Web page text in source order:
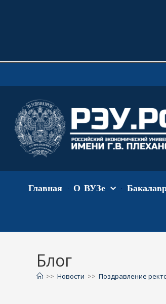
Главная О ВУЗе
Блог
>> Новости >> Поздравление